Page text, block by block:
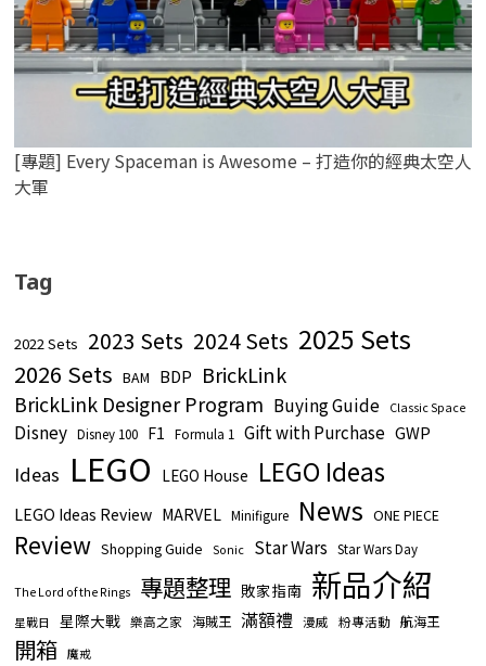
[專題] Every Spaceman is Awesome – 打造你的經典太空人
大軍
Tag
2022 Sets 2023 Sets 2024 Sets 2025 Sets
2026 Sets BAM BDP BrickLink
BrickLink Designer Program Buying Guide Classic Space
Disney Disney 100 F1 Formula 1 Gift with Purchase GWP
Ideas LEGO LEGO House LEGO Ideas
LEGO Ideas Review MARVEL Minifigure News ONE PIECE
Review Shopping Guide Sonic Star Wars Star Wars Day
The Lord of the Rings 專題整理 敗家指南 新品介紹
星戰日 星際大戰 樂高之家 海賊王 滿額禮 漫威 粉專活動 航海王
開箱 魔戒